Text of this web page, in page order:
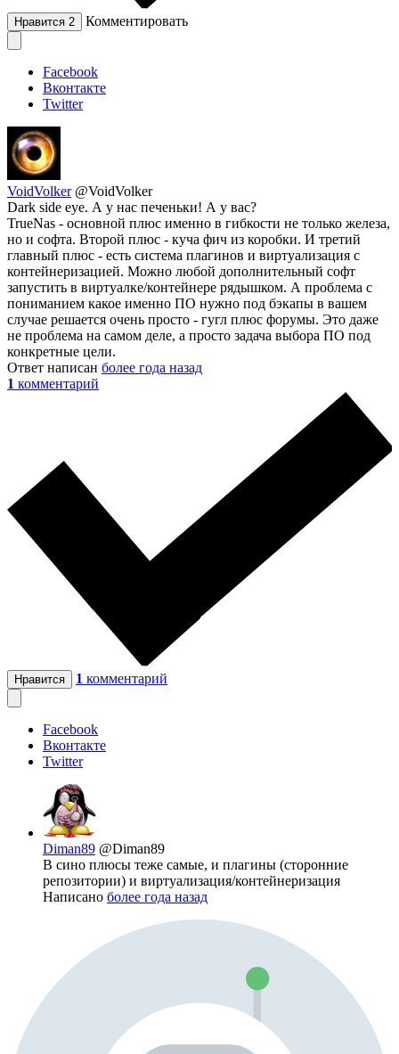
Нравится 2 Комментировать
Facebook
Вконтакте
Twitter
VoidVolker @VoidVolker
Dark side eye. А у нас печеньки! А у вас?
TrueNas - основной плюс именно в гибкости не только железа,
но и софта. Второй плюс - куча фич из коробки. И третий
главный плюс - есть система плагинов и виртуализация с
контейнеризацией. Можно любой дополнительный софт
запустить в виртуалке/контейнере рядышком. А проблема с
пониманием какое именно ПО нужно под бэкапы в вашем
случае решается очень просто - гугл плюс форумы. Это даже
не проблема на самом деле, а просто задача выбора ПО под
конкретные цели.
Ответ написан более года назад
1 комментарий
Нравится 1 комментарий
Facebook
Вконтакте
Twitter
Diman89 @Diman89
В сино плюсы теже самые, и плагины (сторонние
репозитории) и виртуализация/контейнеризация
Написано более года назад